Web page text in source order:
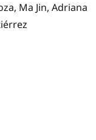
Ma Jin, Adriana